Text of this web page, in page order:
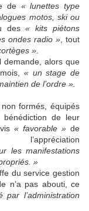
de « lunettes type
motos, ski ou
des« kits piétons
ondes radio » , tout
»
demande, alors que
mois,« un stage de
de l’ordre ».
formés, équipés
de leur
« favorable » de
l’appréciation
les manifestations
»
du service gestion
n’a pas abouti, ce
par l’administration